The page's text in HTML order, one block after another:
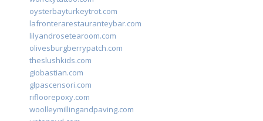
oysterbayturkeytrot.com
lafronterarestauranteybar.com
lilyandrosetearoom.com
olivesburgberrypatch.com
theslushkids.com
giobastian.com
glpascensori.com
rifloorepoxy.com
woolleymillingandpaving.com